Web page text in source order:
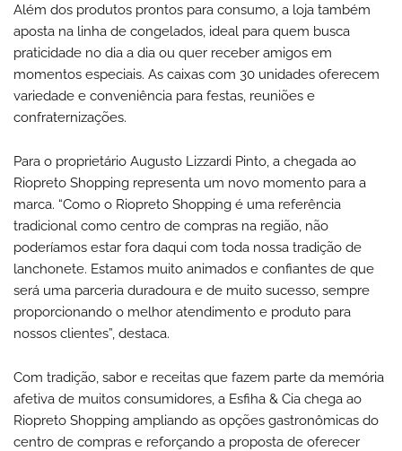
Além dos produtos prontos para consumo, a loja também
aposta na linha de congelados, ideal para quem busca
praticidade no dia a dia ou quer receber amigos em
momentos especiais. As caixas com 30 unidades oferecem
variedade e conveniência para festas, reuniões e
confraternizações.
Para o proprietário Augusto Lizzardi Pinto, a chegada ao
Riopreto Shopping representa um novo momento para a
marca. “Como o Riopreto Shopping é uma referência
tradicional como centro de compras na região, não
poderíamos estar fora daqui com toda nossa tradição de
lanchonete. Estamos muito animados e confiantes de que
será uma parceria duradoura e de muito sucesso, sempre
proporcionando o melhor atendimento e produto para
nossos clientes”, destaca.
Com tradição, sabor e receitas que fazem parte da memória
afetiva de muitos consumidores, a Esfiha & Cia chega ao
Riopreto Shopping ampliando as opções gastronômicas do
centro de compras e reforçando a proposta de oferecer